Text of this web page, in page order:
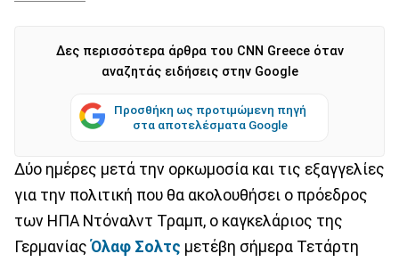
Δες περισσότερα άρθρα του CNN Greece όταν
αναζητάς ειδήσεις στην Google
Προσθήκη ως προτιμώμενη πηγή
στα αποτελέσματα Google
Δύο ημέρες μετά την ορκωμοσία και τις εξαγγελίες
για την πολιτική που θα ακολουθήσει ο πρόεδρος
των ΗΠΑ Ντόναλντ Τραμπ, ο καγκελάριος της
ΓερμανίαςΌλαφ Σολτς μετέβη σήμερα Τετάρτη